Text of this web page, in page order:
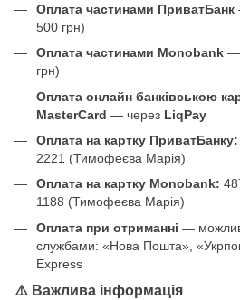
Оплата частинами ПриватБанк
500 грн)
Оплата частинами Monobank —
грн)
Оплата онлайн банківською
MasterCard — через LiqPay
Оплата на картку ПриватБанку:
2221 (Тимофеєва Марія)
Оплата на картку Monobank:
1188 (Тимофеєва Марія)
Оплата при отриманні —
службами: «Нова Пошта»,
Express
⚠️ Важлива інформація